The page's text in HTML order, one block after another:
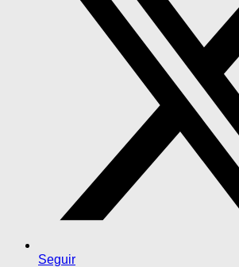
Seguir